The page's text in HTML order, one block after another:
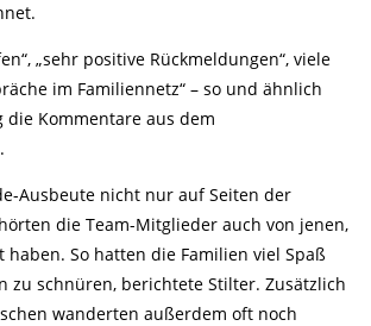
„sehr positive Rückmeldungen“, viele
im Familiennetz“ – so und ähnlich
die Kommentare aus dem
Ausbeute nicht nur auf Seiten der
die Team-Mitglieder auch von jenen,
So hatten die Familien viel Spaß
zu schnüren, berichtete Stilter. Zusätzlich
wanderten außerdem oft noch